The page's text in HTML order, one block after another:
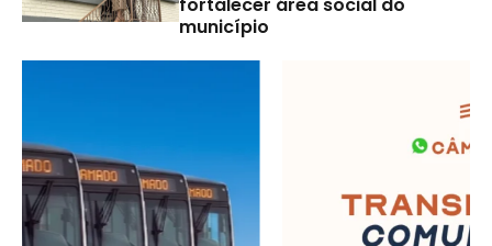
fortalecer área social do
município